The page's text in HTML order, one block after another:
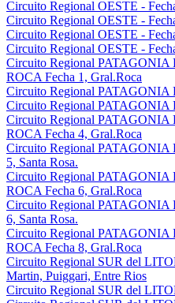
Circuito Regional OESTE -
Circuito Regional OESTE -
Circuito Regional OESTE -
Circuito Regional OESTE -
Circuito Regional PATAGONIA
ROCA Fecha 1, Gral.Roca
Circuito Regional PATAGONIA
Circuito Regional PATAGONIA
Circuito Regional PATAGONIA
ROCA Fecha 4, Gral.Roca
Circuito Regional PATAGONIA
5, Santa Rosa.
Circuito Regional PATAGONIA
ROCA Fecha 6, Gral.Roca
Circuito Regional PATAGONIA
6, Santa Rosa.
Circuito Regional PATAGONIA
ROCA Fecha 8, Gral.Roca
Circuito Regional SUR del
Martin, Puiggari, Entre Rios
Circuito Regional SUR del